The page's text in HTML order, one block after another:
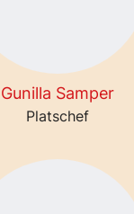
Gunilla Samper
Platschef